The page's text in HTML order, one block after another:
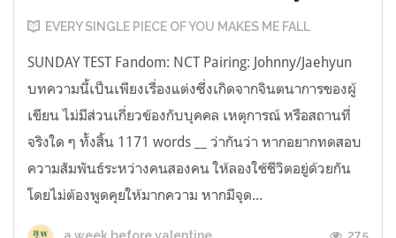
EVERY SINGLE PIECE OF YOU MAKES ME FALL
SUNDAY TEST Fandom: NCT Pairing: Johnny/Jaehyun
บทความนี้เป็นเพียงเรื่องแต่งซึ่งเกิดจากจินตนาการของผู้
เขียน ไม่มีส่วนเกี่ยวข้องกับบุคคล เหตุการณ์ หรือสถานที่
จริงใด ๆ ทั้งสิ้น 1171 words __ ว่ากันว่า หากอยากทดสอบ
ความสัมพันธ์ระหว่างคนสองคน ให้ลองใช้ชีวิตอยู่ด้วยกัน
โดยไม่ต้องพูดคุยให้มากความ หากมีจุด...
275